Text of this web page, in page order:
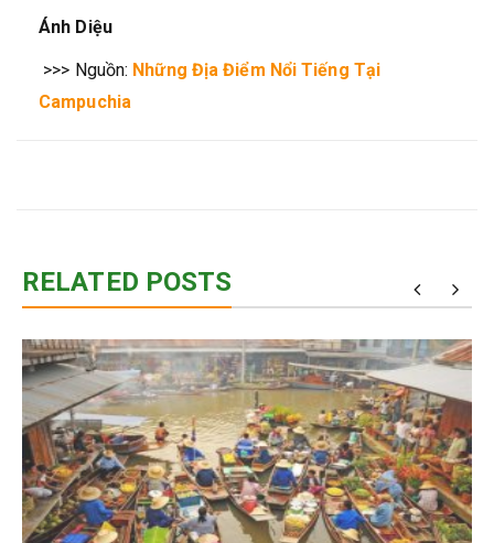
Ánh Diệu
>>> Nguồn: Những Địa Điểm Nổi Tiếng Tại
Campuchia
RELATED POSTS